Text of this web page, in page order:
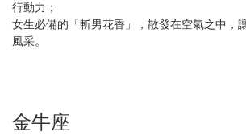
行動力；
女生必備的「斬男花香」，散發在空氣之中，
風采。
金牛座